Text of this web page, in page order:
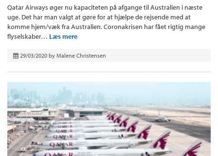
Qatar Airways øger nu kapaciteten på afgange til Australien i næste
uge. Det har man valgt at gøre for at hjælpe de rejsende med at
komme hjem/væk fra Australien. Coronakrisen har fået rigtig mange
flyselskaber… Læs mere
29/03/2020 by Malene Christensen